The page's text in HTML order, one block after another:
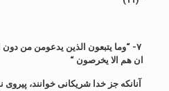
۷- “وما یتبعون الذین یدعومن من دون
ان هم الا یخرصون “
آنانکه جز خدا شریکانی خوانند،